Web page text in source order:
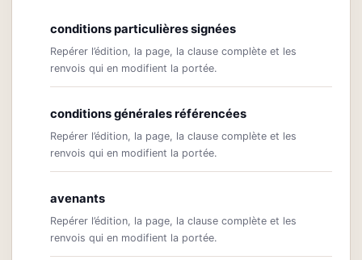
conditions particulières signées
Repérer l’édition, la page, la clause complète et les
renvois qui en modifient la portée.
conditions générales référencées
Repérer l’édition, la page, la clause complète et les
renvois qui en modifient la portée.
avenants
Repérer l’édition, la page, la clause complète et les
renvois qui en modifient la portée.